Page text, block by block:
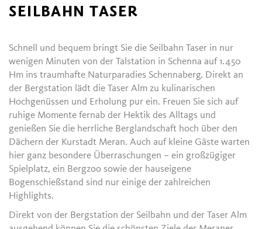
SEILBAHN TASER
Schnell und bequem bringt Sie die Seilbahn Taser in nur
wenigen Minuten von der Talstation in Schenna auf 1.450
Hm ins traumhafte Naturparadies Schennaberg. Direkt an
der Bergstation lädt die Taser Alm zu kulinarischen
Hochgenüssen und Erholung pur ein. Freuen Sie sich auf
ruhige Momente fernab der Hektik des Alltags und
genießen Sie die herrliche Berglandschaft hoch über den
Dächern der Kurstadt Meran. Auch auf kleine Gäste warten
hier ganz besondere Überraschungen – ein großzügiger
Spielplatz, ein Bergzoo sowie der hauseigene
Bogenschießstand sind nur einige der zahlreichen
Highlights.
Direkt von der Bergstation der Seilbahn und der Taser Alm